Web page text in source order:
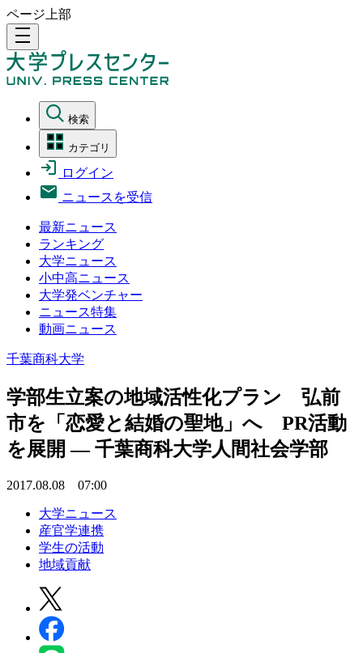
ページ上部
density_medium
検索
カテゴリ
ログイン
ニュースを受信
最新ニュース
ランキング
大学ニュース
小中高ニュース
大学発ベンチャー
ニュース特集
動画ニュース
千葉商科大学
学部生立案の地域活性化プラン 弘前
市を「恋愛と結婚の聖地」へ PR活動
を展開 — 千葉商科大学人間社会学部
2017.08.08 07:00
大学ニュース
産官学連携
学生の活動
地域貢献